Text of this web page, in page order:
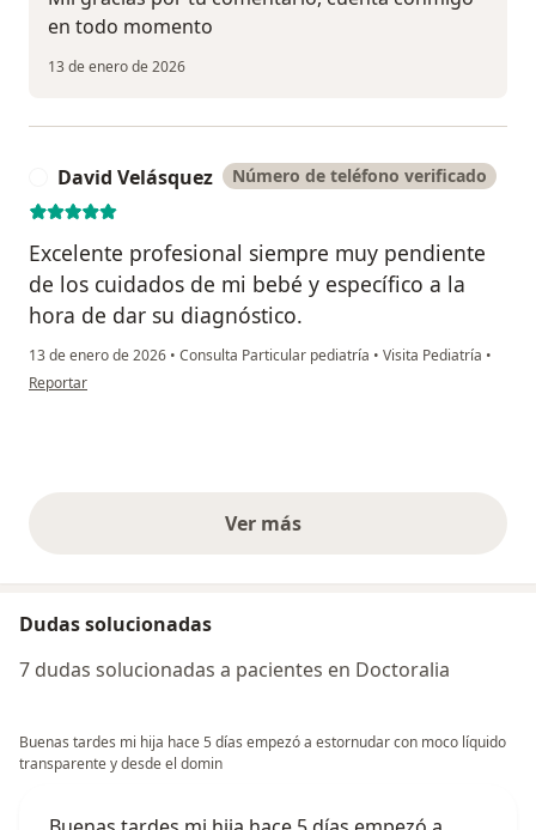
en todo momento
13 de enero de 2026
David Velásquez Número de teléfono verificado
Excelente profesional siempre muy pendiente
de los cuidados de mi bebé y específico a la
hora de dar su diagnóstico.
13 de enero de 2026 • Consulta Particular pediatría • Visita Pediatría •
en opinión del usuario David Velásquez
Reportar
Ver másopiniones anteriores
Dudas solucionadas
7 dudas solucionadas a pacientes en Doctoralia
Buenas tardes mi hija hace 5 días empezó a estornudar con moco líquido
transparente y desde el domin